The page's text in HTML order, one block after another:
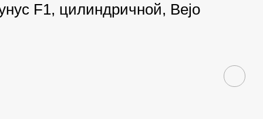
F1, цилиндричной, Bejo